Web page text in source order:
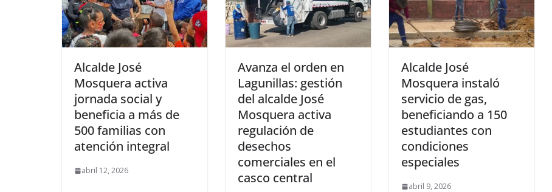
Alcalde José
Mosquera activa
jornada social y
beneficia a más de
500 familias con
atención integral
abril 12, 2026
Avanza el orden en
Lagunillas: gestión
del alcalde José
Mosquera activa
regulación de
desechos
comerciales en el
casco central
Alcalde José
Mosquera instaló
servicio de gas,
beneficiando a 150
estudiantes con
condiciones
especiales
abril 9, 2026